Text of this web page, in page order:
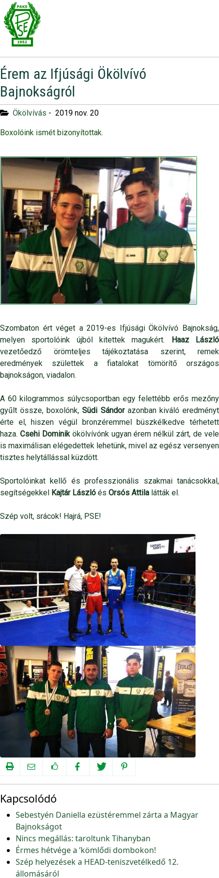
Érem az Ifjúsági Ökölvívó
Bajnokságról
Ökölvívás - 2019 nov. 20
Boxolóink ismét bizonyítottak.
Szombaton ért véget a 2019-es Ifjúsági Ökölvívó Bajnokság,
melyen sportolóink újból kitettek magukért.
Haaz László
vezetőedző örömteljes tájékoztatása szerint, remek
eredmények születtek a fiatalokat tömörítő országos
bajnokságon, viadalon.
A 60 kilogrammos súlycsoportban egy felettébb erős mezőny
gyűlt össze, boxolónk,Südi Sándorazonban kiváló eredményt
érte el, hiszen végül bronzéremmel büszkélkedve térhetett
haza. Csehi Dominikökölvívónk ugyan érem nélkül zárt, de vele
is maximálisan elégedettek lehetünk, mivel az egész versenyen
tisztes helytállással küzdött.
Sportolóinkat kellő és professzionális szakmai tanácsokkal,
segítségekkel Kajtár László és Orsós Attila látták el.
Szép volt, srácok! Hajrá, PSE!
Kapcsolódó
Sebestyén Daniella ezüstéremmel zárta a Magyar
Bajnokságot
Nincs megállás: taroltunk Tihanyban
Érmes hétvége a ’kömlődi dombokon!
Szép helyezések a HEAD-teniszvetélkedő 12.
állomásáról